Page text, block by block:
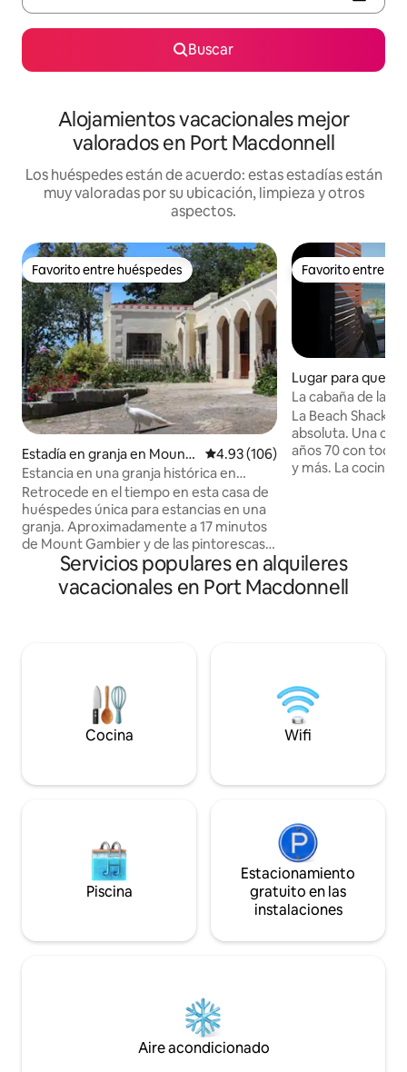
Buscar
Alojamientos vacacionales mejor
valorados en Port Macdonnell
Los huéspedes están de acuerdo: estas estadías están
muy valoradas por su ubicación, limpieza y otros
aspectos.
Favorito entre huéspedes
Favorito entre huéspedes
Estadía en granja en Mount
Schank
Calificación promedio: 4.93 de
4.93 (106)
Estancia en una granja histórica en
Mount Gambier
Retrocede en el tiempo en esta casa de
huéspedes única para estancias en una
granja. Aproximadamente a 17 minutos
de Mount Gambier y de las pintorescas
playas de la Costa de Caliza. A 4,5 horas
de Melbourne o Adelaide. Entre los
lugares de interés se encuentran el
Robe, Beachport y Port Macdonnell, con
hermosas playas y excelentes
posibilidades para pescar. Buceo en
cuevas y esnórquel. Nuevo centro
Jazz, Speedway.
Favorito entre
Favorito entre
Lugar para
penter Rocks
La cabaña de la
La Beach Shack
absoluta. Una
años 70 con
y más. La cocina/
cama
microondas,
ambiente familiar
entra por la
Servicios populares en alquileres
vacacionales en Port Macdonnell
Cocina Wifi
Piscina
Estacionamiento
gratuito en las
instalaciones
Aire acondicionado